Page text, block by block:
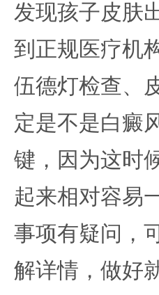
发现孩子皮肤
到正规医疗机
伍德灯检查、
定是不是白癜
键，因为这时
起来相对容易
事项有疑问，
解详情，做好